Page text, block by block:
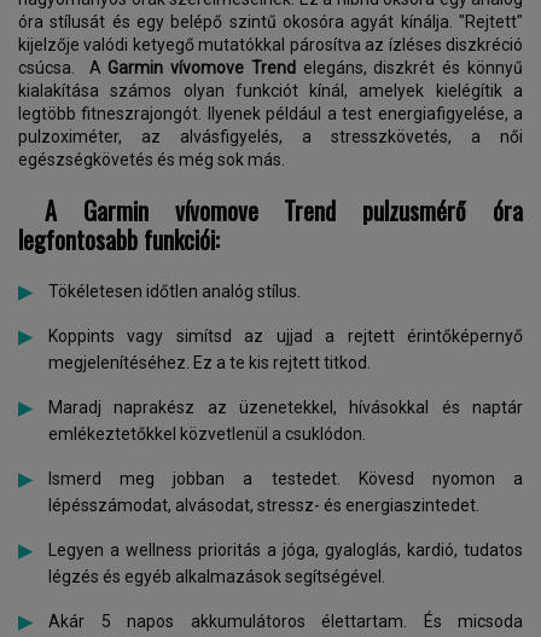
óra stílusát és egy belépő szintű okosóra agyát kínálja. "Rejtett"
kijelzője valódi ketyegő mutatókkal párosítva az ízléses diszkréció
csúcsa. AGarmin vívomove Trendelegáns, diszkrét és könnyű
kialakítása számos olyan funkciót kínál, amelyek kielégítik a
legtöbb fitneszrajongót. Ilyenek például a test energiafigyelése, a
pulzoximéter, az alvásfigyelés, a stresszkövetés, a női
egészségkövetés és még sok más.
A Garmin vívomove Trend pulzusmérő óra
legfontosabb funkciói:
Tökéletesen időtlen analóg stílus.
Koppints vagy simítsd az ujjad a rejtett érintőképernyő
megjelenítéséhez. Ez a te kis rejtett titkod.
Maradj naprakész az üzenetekkel, hívásokkal és naptár
emlékeztetőkkel közvetlenül a csuklódon.
Ismerd meg jobban a testedet. Kövesd nyomon a
lépésszámodat, alvásodat, stressz- és energiaszintedet.
Legyen a wellness prioritás a jóga, gyaloglás, kardió, tudatos
légzés és egyéb alkalmazások segítségével.
Akár 5 napos akkumulátoros élettartam. És micsoda